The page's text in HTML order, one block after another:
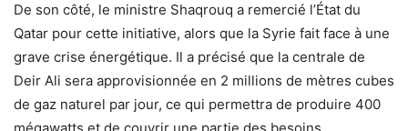
De son côté, le ministre Shaqrouq a remercié l’État du
Qatar pour cette initiative, alors que la Syrie fait face à une
grave crise énergétique. Il a précisé que la centrale de
Deir Ali sera approvisionnée en 2 millions de mètres cubes
de gaz naturel par jour, ce qui permettra de produire 400